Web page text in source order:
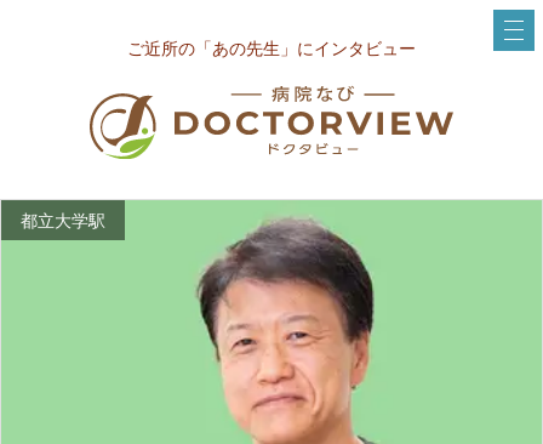
ご近所の「あの先生」にインタビュー
都立大学駅